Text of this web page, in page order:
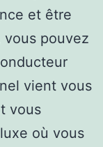
et être
vous pouvez
vient vous
vous
où vous